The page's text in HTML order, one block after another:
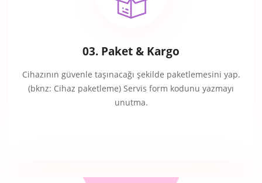
03. Paket & Kargo
Cihazının güvenle taşınacağı şekilde paketlemesini yap.
(bknz: Cihaz paketleme) Servis form kodunu yazmayı
unutma.